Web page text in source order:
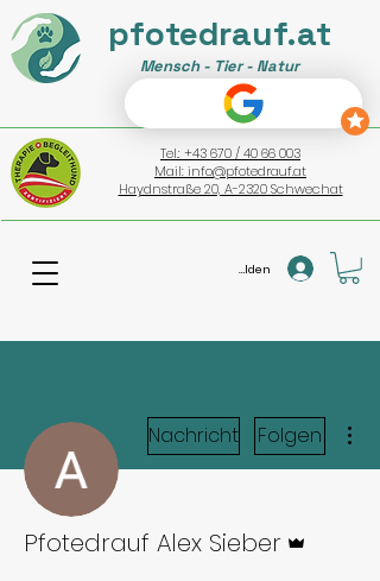
pfotedrauf.at
Mensch - Tier - Natur
Tel.: +43 670 / 40 66 003
Mail: info@pfotedrauf.at
Haydnstraße 20, A-2320 Schwechat
Anmelden
Nachricht Folgen
Pfotedrauf Alex Sieber